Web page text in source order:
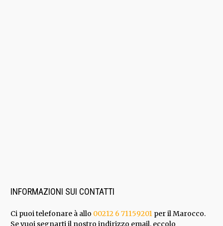
INFORMAZIONI SUI CONTATTI
Ci puoi telefonare à allo 00212 6 71159201 per il Marocco.
Se vuoi segnarti il nostro indirizzo email, eccolo